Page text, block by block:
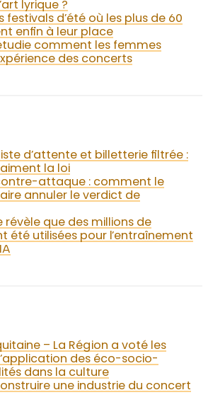
lyrique ?
festivals d’été où les plus de 60
enfin à leur place
comment les femmes
des concerts
d’attente et billetterie filtrée :
la loi
attaque : comment le
annuler le verdict de
révèle que des millions de
été utilisées pour l’entraînement
– La Région a voté les
des éco-socio-
dans la culture
une industrie du concert